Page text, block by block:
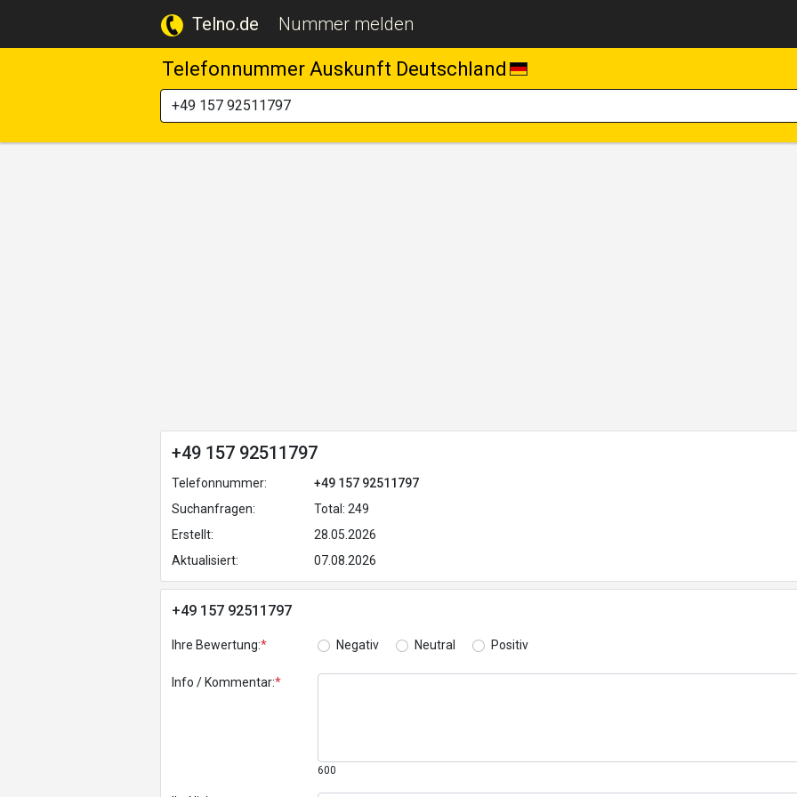
Telno.de Nummer melden
Telefonnummer Auskunft Deutschland
+49 157 92511797
Telefonnummer:
+49 157 92511797
Suchanfragen:
Total: 249
Erstellt:
28.05.2026
Aktualisiert:
07.08.2026
+49 157 92511797
Ihre Bewertung:* Negativ Neutral Positiv
Info / Kommentar:*
600